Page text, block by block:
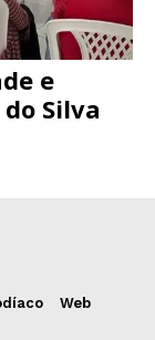
e
Silva
Web